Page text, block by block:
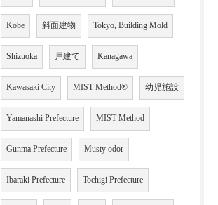
Kobe 斜面建物 Tokyo, Building Mold
Shizuoka 戸建て Kanagawa
Kawasaki City MIST Method® 幼児施設
Yamanashi Prefecture MIST Method
Gunma Prefecture Musty odor
Ibaraki Prefecture Tochigi Prefecture